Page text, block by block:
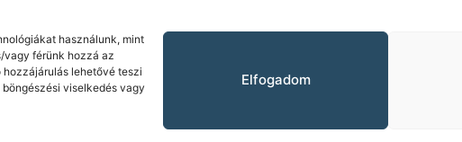
használunk, mint
vagy férünk hozzá az
lehetővé teszi
viselkedés vagy
Elfogadom
Cím: 1131 Budapest, Rokolya utca 1-13 5.emelet
Alapító: Hajós István
Adatkezelési tájékoztató